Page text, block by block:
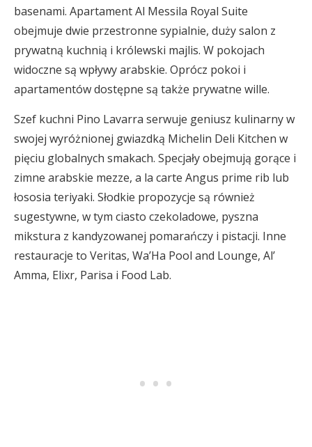
basenami. Apartament Al Messila Royal Suite
obejmuje dwie przestronne sypialnie, duży salon z
prywatną kuchnią i królewski majlis. W pokojach
widoczne są wpływy arabskie. Oprócz pokoi i
apartamentów dostępne są także prywatne wille.
Szef kuchni Pino Lavarra serwuje geniusz kulinarny w
swojej wyróżnionej gwiazdką Michelin Deli Kitchen w
pięciu globalnych smakach. Specjały obejmują gorące i
zimne arabskie mezze, a la carte Angus prime rib lub
łososia teriyaki. Słodkie propozycje są również
sugestywne, w tym ciasto czekoladowe, pyszna
mikstura z kandyzowanej pomarańczy i pistacji. Inne
restauracje to Veritas, Wa’Ha Pool and Lounge, Al’
Amma, Elixr, Parisa i Food Lab.